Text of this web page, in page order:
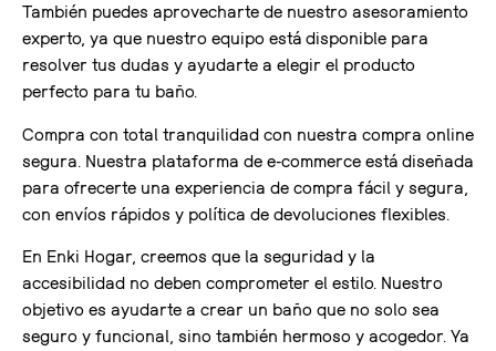
También puedes aprovecharte de nuestro asesoramiento
experto, ya que nuestro equipo está disponible para
resolver tus dudas y ayudarte a elegir el producto
perfecto para tu baño.
Compra con total tranquilidad con nuestra compra online
segura. Nuestra plataforma de e-commerce está diseñada
para ofrecerte una experiencia de compra fácil y segura,
con envíos rápidos y política de devoluciones flexibles.
En Enki Hogar, creemos que la seguridad y la
accesibilidad no deben comprometer el estilo. Nuestro
objetivo es ayudarte a crear un baño que no solo sea
seguro y funcional, sino también hermoso y acogedor. Ya